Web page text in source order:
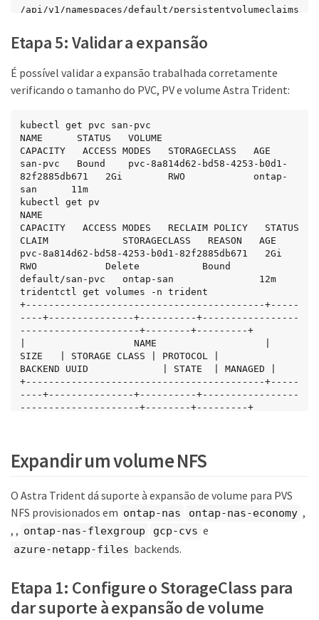
/api/v1/namespaces/default/persistentvolumeclaims
spec:
  - ReadWriteOnce
  resources:
...
Etapa 5: Validar a expansão
É possível validar a expansão trabalhada corretamente
verificando o tamanho do PVC, PV e volume Astra Trident:
kubectl get pvc san-pvc
NAME      STATUS   VOLUME
CAPACITY   ACCESS MODES   STORAGECLASS   AGE
san-pvc   Bound    pvc-8a814d62-bd58-4253-b0d1-
82f2885db671   2Gi        RWO            ontap-
san      11m
kubectl get pv
NAME
CAPACITY   ACCESS MODES   RECLAIM POLICY   STATUS
CLAIM             STORAGECLASS   REASON   AGE
pvc-8a814d62-bd58-4253-b0d1-82f2885db671   2Gi
RWO            Delete           Bound
default/san-pvc   ontap-san               12m
tridentctl get volumes -n trident
+------------------------------------------+-----
----+---------------+----------+-----------------
---------------------+--------+---------+
|                   NAME                   |
SIZE   | STORAGE CLASS | PROTOCOL |
BACKEND UUID             | STATE  | MANAGED |
+------------------------------------------+-----
----+---------------+----------+-----------------
---------------------+--------+---------+
+------------------------------------------+-----
----+---------------+----------+-----------------
Expandir um volume NFS
O Astra Trident dá suporte à expansão de volume para PVS
NFS provisionados em ontap-nas ontap-nas-economy ,
, , ontap-nas-flexgroup gcp-cvs e
azure-netapp-files backends.
Etapa 1: Configure o StorageClass para
dar suporte à expansão de volume